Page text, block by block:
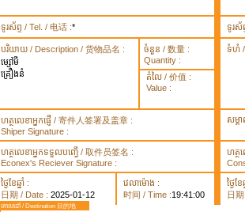
ទូរស័ព្ទ / Tel. / 电话 :* ទូរស័
បរិយាយ / Description / 货物品名 :
ម្សៅមី
គ្រឿងនំ
ចំនួន / 数量 :
Quantity :
តំលៃ / 价值 :
Value :
ទំហំ /
ហត្ថលេខាអ្នកផ្ញើ / 寄件人签署及盖章 :
Shiper Signature :
សម្គ
ហត្ថលេខាអ្នកទទួលបញ្ធើ / 取件员签名 :
Econex's Reciever Signature :
ហត្ថ
ថ្ងៃខែឆ្នាំ :
日期 / Date : 2025-01-12
វេលាម៉ោង :
时间 / Time :19:41:00
ថ្ងៃខែ
日
គោលដៅ / Destination 目的地